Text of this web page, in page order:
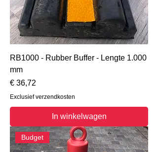
RB1000 - Rubber Buffer - Lengte 1.000
mm
Prijs
€ 36,72
Exclusief verzendkosten
In winkelwagen
Budget